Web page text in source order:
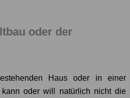
oder der
Haus oder in einer
kann oder will natürlich nicht die